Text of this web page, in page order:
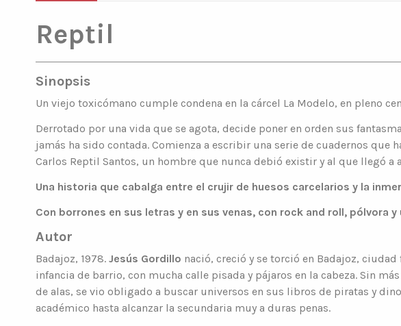
Reptil
Sinopsis
Un viejo toxicómano cumple condena en la cárcel La Modelo, en pleno
Derrotado por una vida que se agota, decide poner en orden sus
jamás ha sido contada. Comienza a escribir una serie de cuadernos
Carlos Reptil Santos, un hombre que nunca debió existir y al que llegó a
Una historia que cabalga entre el crujir de huesos carcelarios y la
Con borrones en sus letras y en sus venas, con rock and roll,
Autor
Badajoz, 1978. Jesús Gordillo nació, creció y se torció en Badajoz,
infancia de barrio, con mucha calle pisada y pájaros en la cabeza. Sin
de alas, se vio obligado a buscar universos en sus libros de piratas y
académico hasta alcanzar la secundaria muy a duras penas.